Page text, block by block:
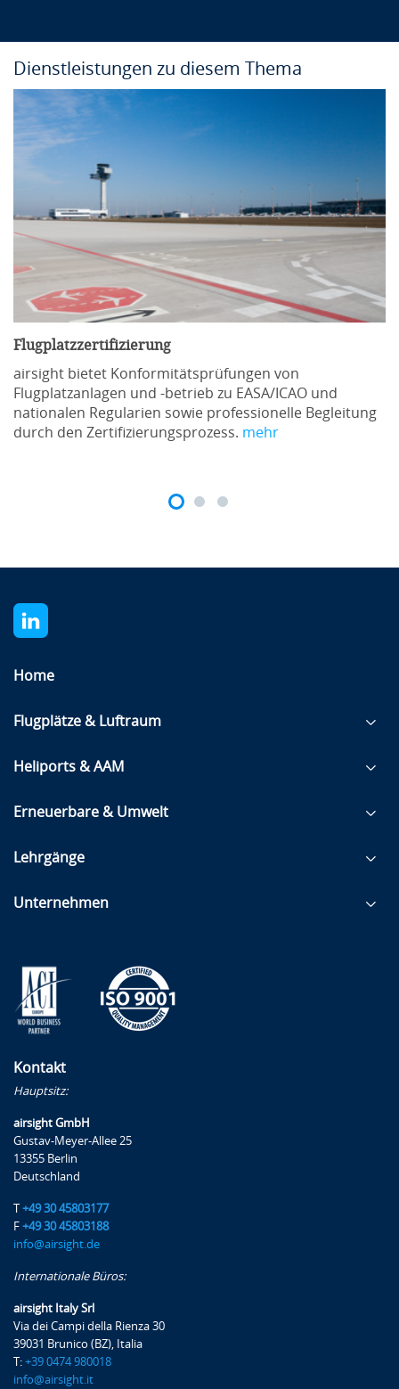
Dienstleistungen zu diesem Thema
Flugplatzzertifizierung
airsight bietet Konformitätsprüfungen von
Flugplatzanlagen und -betrieb zu EASA/ICAO und
nationalen Regularien sowie professionelle Begleitung
durch den Zertifizierungsprozess. mehr
Home
Flugplätze & Luftraum
Heliports & AAM
Erneuerbare & Umwelt
Lehrgänge
Unternehmen
Kontakt
Hauptsitz:
airsight GmbH
Gustav-Meyer-Allee 25
13355 Berlin
Deutschland
T +49 30 45803177
F +49 30 45803188
info@airsight.de
Internationale Büros:
airsight Italy Srl
Via dei Campi della Rienza 30
39031 Brunico (BZ), Italia
T: +39 0474 980018
info@airsight.it